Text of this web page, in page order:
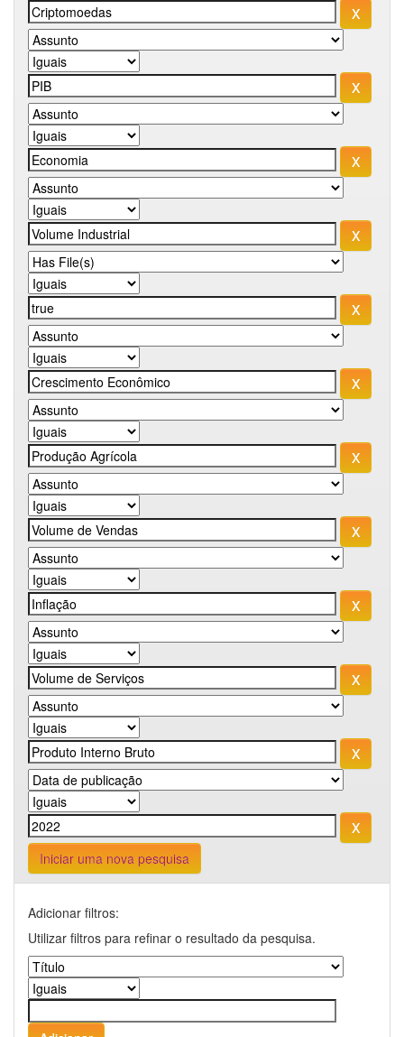
Iniciar uma nova pesquisa
Adicionar filtros:
Utilizar filtros para refinar o resultado da pesquisa.